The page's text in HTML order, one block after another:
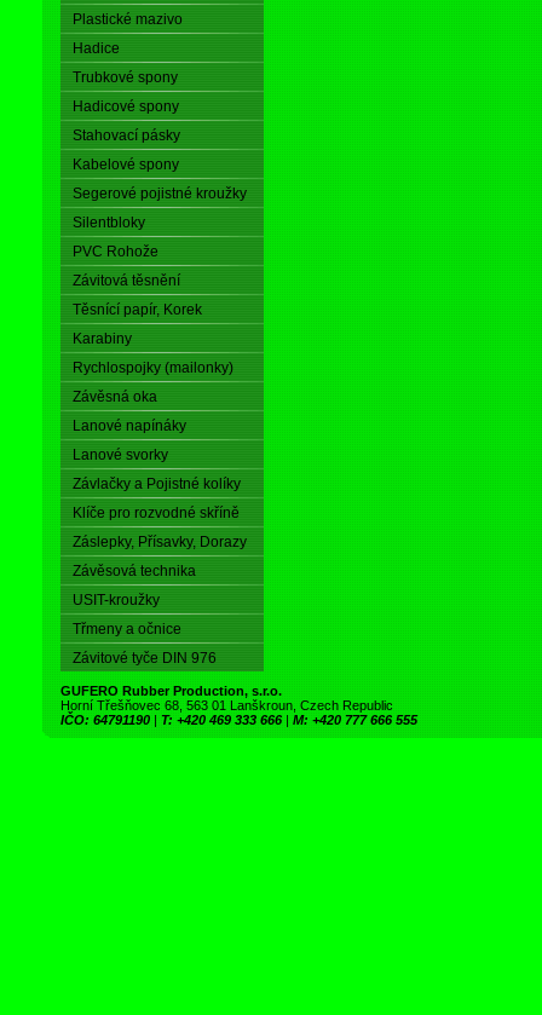
Plastické mazivo
Hadice
Trubkové spony
Hadicové spony
Stahovací pásky
Kabelové spony
Segerové pojistné kroužky
Silentbloky
PVC Rohože
Závitová těsnění
Těsnící papír, Korek
Karabiny
Rychlospojky (mailonky)
Závěsná oka
Lanové napínáky
Lanové svorky
Závlačky a Pojistné kolíky
Klíče pro rozvodné skříně
Záslepky, Přísavky, Dorazy
Závěsová technika
USIT-kroužky
Třmeny a očnice
Závitové tyče DIN 976
GUFERO Rubber Production, s.r.o.
Horní Třešňovec 68, 563 01 Lanškroun, Czech Republic
IČO: 64791190 | T: +420 469 333 666 | M: +420 777 666 555